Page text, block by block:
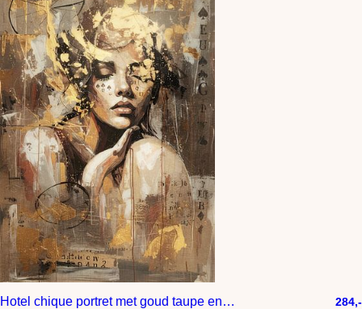
Hotel chique portret met goud taupe en bruin tinten 284,-